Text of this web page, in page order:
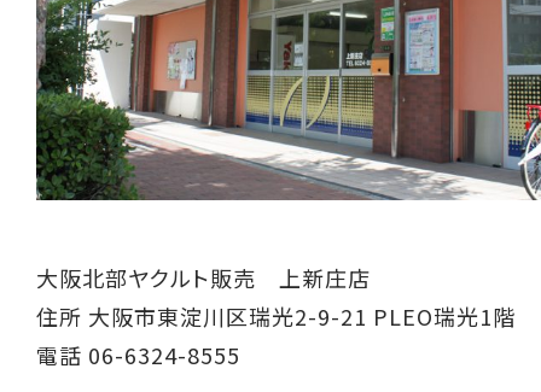
大阪北部ヤクルト販売 上新庄店
住所 大阪市東淀川区瑞光2-9-21 PLEO瑞光1階
電話 06-6324-8555